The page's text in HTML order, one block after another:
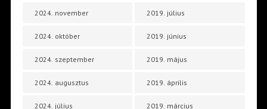
2024. november
2024. október
2024. szeptember
2024. augusztus
2024. július
2019. július
2019. június
2019. május
2019. április
2019. március